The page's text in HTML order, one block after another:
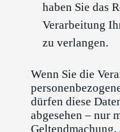
haben Sie das
Verarbeitung
zu verlangen.
Wenn Sie die
dürfen diese
abgesehen – nur